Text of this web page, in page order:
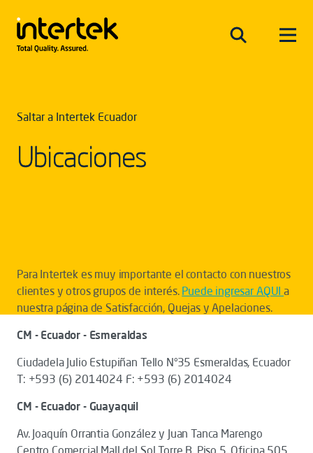
Saltar a Intertek Ecuador
Ubicaciones
Para Intertek es muy importante el contacto con nuestros
clientes y otros grupos de interés. Puede ingresar AQUIa
nuestra página de Satisfacción, Quejas y Apelaciones.
CM - Ecuador - Esmeraldas
Ciudadela Julio Estupiñan Tello N°35 Esmeraldas, Ecuador
T: +593 (6) 2014024 F: +593 (6) 2014024
CM - Ecuador - Guayaquil
Av. Joaquín Orrantia González y Juan Tanca Marengo
Centro Comercial Mall del Sol Torre B, Piso 5, Oficina 505